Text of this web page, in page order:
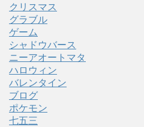
クリスマス
グラブル
ゲーム
シャドウバース
ニーアオートマタ
ハロウィン
バレンタイン
ブログ
ポケモン
七五三